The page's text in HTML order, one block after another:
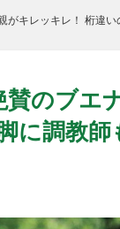
がキレッキレ！ 桁違
のブエ
に調教師